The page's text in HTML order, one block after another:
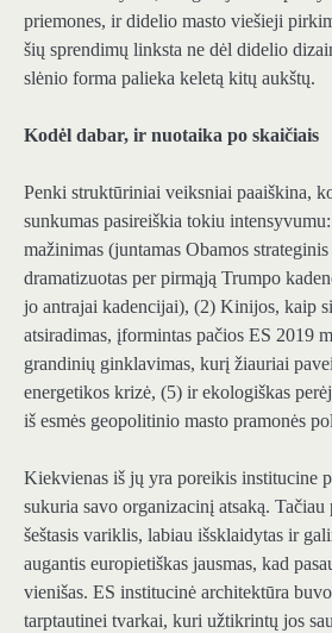
priemones, ir didelio masto viešieji
šių sprendimų linksta ne dėl didelio
slėnio forma palieka keletą kitų aukštų.
Kodėl dabar, ir nuotaika po skaičiais
Penki struktūriniai veiksniai paaiškina,
sunkumas pasireiškia tokiu
mažinimas (juntamas Obamos
dramatizuotas per pirmąją Trumpo
jo antrajai kadencijai), (2) Kinijos, kaip
atsiradimas, įformintas pačios ES 2019
grandinių ginklavimas, kurį žiauriai
energetikos krizė, (5) ir ekologiškas
iš esmės geopolitinio masto pramonės
Kiekvienas iš jų yra poreikis institucine
sukuria savo organizacinį atsaką. Tačiau
šeštasis variklis, labiau išsklaidytas ir
augantis europietiškas jausmas, kad
vienišas. ES institucinė architektūra
tarptautinei tvarkai, kuri užtikrintų jos